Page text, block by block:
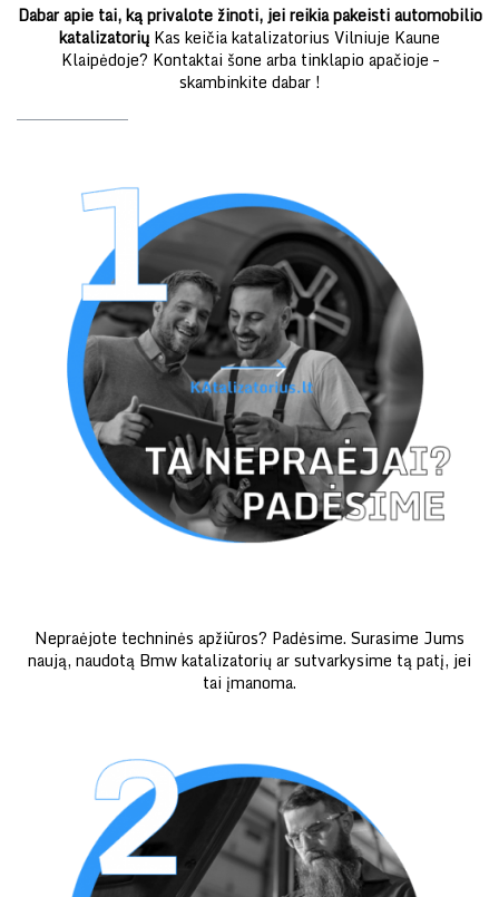
Dabar apie tai, ką privalote žinoti, jei reikia pakeisti automobilio
katalizatorių Kas keičia katalizatorius Vilniuje Kaune
Klaipėdoje? Kontaktai šone arba tinklapio apačioje –
skambinkite dabar !
Nepraėjote techninės apžiūros? Padėsime. Surasime Jums
naują, naudotą Bmw katalizatorių ar sutvarkysime tą patį, jei
tai įmanoma.